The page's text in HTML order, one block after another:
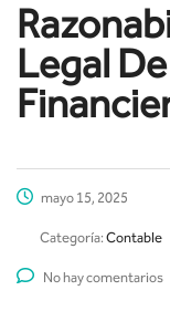
Legal
mayo 15, 2025
Categoría: Contable
No hay comentarios